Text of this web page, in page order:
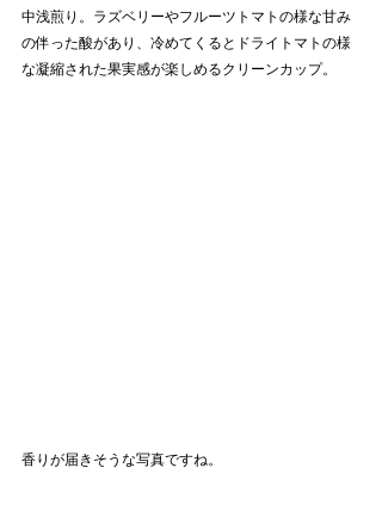
中浅煎り。ラズベリーやフルーツトマトの様な甘み
の伴った酸があり、冷めてくるとドライトマトの様
な凝縮された果実感が楽しめるクリーンカップ。
香りが届きそうな写真ですね。